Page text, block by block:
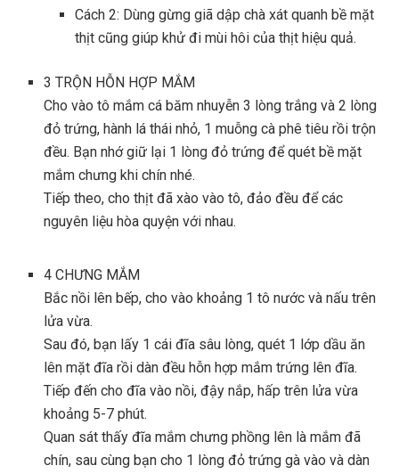
Cách 2: Dùng gừng giã dập chà xát quanh bề mặt
thịt cũng giúp khử đi mùi hôi của thịt hiệu quả.
3TRỘN HỖN HỢP MẮM
Cho vào tô mắm cá băm nhuyễn 3 lòng trắng và 2 lòng
đỏ trứng, hành lá thái nhỏ, 1 muỗng cà phê tiêu rồi trộn
đều. Bạn nhớ giữ lại 1 lòng đỏ trứng để quét bề mặt
mắm chưng khi chín nhé.
Tiếp theo, cho thịt đã xào vào tô, đảo đều để các
nguyên liệu hòa quyện với nhau.
4CHƯNG MẮM
Bắc nồi lên bếp, cho vào khoảng 1 tô nước và nấu trên
lửa vừa.
Sau đó, bạn lấy 1 cái đĩa sâu lòng, quét 1 lớp dầu ăn
lên mặt đĩa rồi dàn đều hỗn hợp mắm trứng lên đĩa.
Tiếp đến cho đĩa vào nồi, đậy nắp, hấp trên lửa vừa
khoảng 5-7 phút.
Quan sát thấy đĩa mắm chưng phồng lên là mắm đã
chín, sau cùng bạn cho 1 lòng đỏ trứng gà vào và dàn